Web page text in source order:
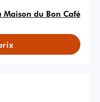
Maison du Bon Café